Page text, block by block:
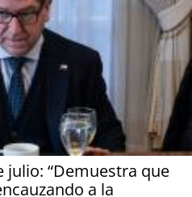
julio: “Demuestra que
a la